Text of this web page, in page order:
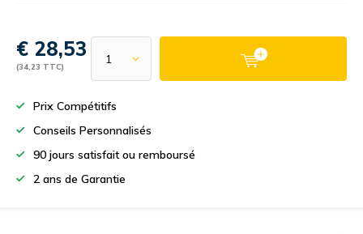
€ 28,53
(34,23 TTC)
Prix Compétitifs
Conseils Personnalisés
90 jours satisfait ou remboursé
2 ans de Garantie